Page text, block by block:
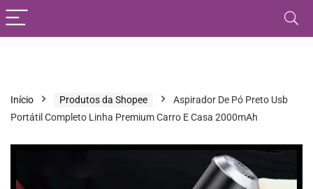
Início Produtos da Shopee
Aspirador De Pó Preto Usb
Portátil Completo Linha Premium Carro E Casa 2000mAh